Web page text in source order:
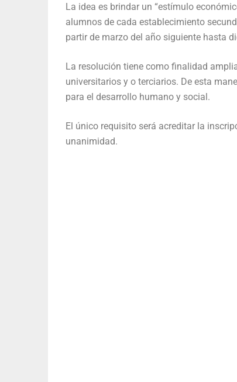
La idea es brindar un “estímulo
alumnos de cada establecimiento
partir de marzo del año siguiente hasta
La resolución tiene como finalidad
universitarios y o terciarios. De esta
para el desarrollo humano y social.
El único requisito será acreditar la
unanimidad.